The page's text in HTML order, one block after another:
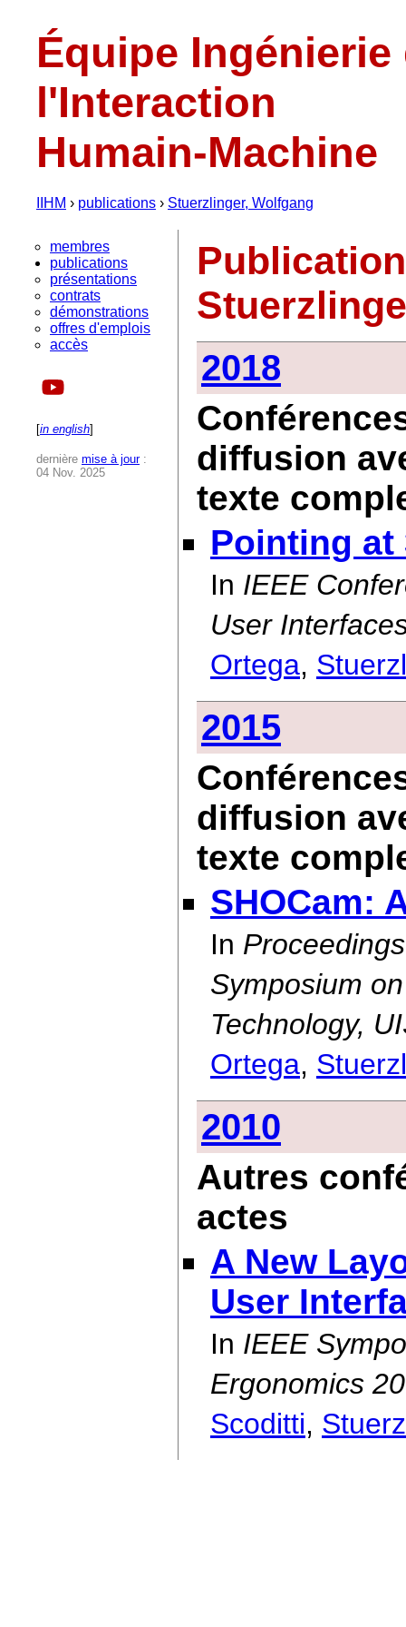
Équipe Ingénierie
l'Interaction
Humain-Machine
IIHM › publications › Stuerzlinger, Wolfgang
membres
publications
présentations
contrats
démonstrations
offres d'emplois
accès
[in english]
dernière mise à jour:
04 Nov. 2025
2018
diffusion
texte
Pointing at
In IEEE
User
Ortega,
2015
diffusion
texte
SHOCam:
In
Symposium
Technology,
Ortega,
2010
Autres
actes
A New
User
In IEEE
Ergonomics
Scoditti,